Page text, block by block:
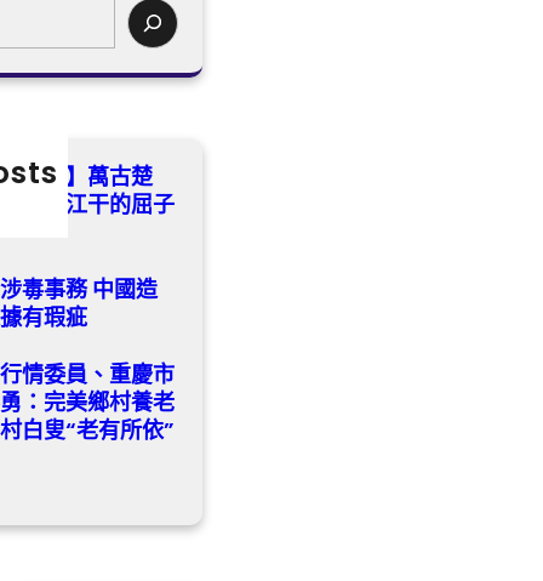
小潔】萬古楚
汨羅江干的屈子
毒事務 中國造
有瑕疵
情委員、重慶市
：完美鄉村養老
白叟“老有所依”